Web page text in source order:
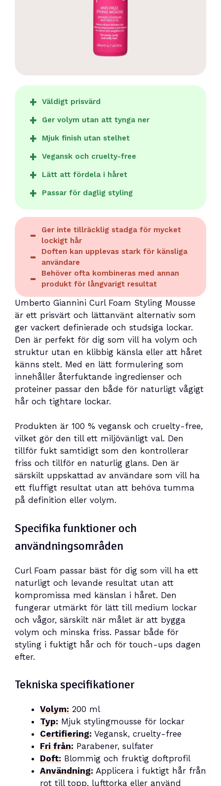
Väldigt prisvärd
Ger volym utan att tynga ner
Mjuk finish utan stelhet
Vegansk och cruelty-free
Lätt att fördela i håret
Passar för daglig styling
Ger inte tillräcklig stadga för mycket
lockigt hår
Doften kan upplevas stark för känsliga
användare
Behöver ofta kombineras med annan
produkt för långvarigt resultat
Umberto Giannini Curl Foam Styling Mousse
är ett prisvärt och lättanvänt alternativ som
ger vackert definierade och studsiga lockar.
Den är perfekt för dig som vill ha volym och
struktur utan en klibbig känsla eller att håret
känns stelt. Med en lätt formulering som
innehåller återfuktande ingredienser och
proteiner passar den både för naturligt vågigt
hår och tightare lockar.
Produkten är 100 % vegansk och cruelty-free,
vilket gör den till ett miljövänligt val. Den
tillför fukt samtidigt som den kontrollerar
friss och tillför en naturlig glans. Den är
särskilt uppskattad av användare som vill ha
ett fluffigt resultat utan att behöva tumma
på definition eller volym.
Specifika funktioner och
användningsområden
Curl Foam passar bäst för dig som vill ha ett
naturligt och levande resultat utan att
kompromissa med känslan i håret. Den
fungerar utmärkt för lätt till medium lockar
och vågor, särskilt när målet är att bygga
volym och minska friss. Passar både för
styling i fuktigt hår och för touch-ups dagen
efter.
Tekniska specifikationer
Volym: 200 ml
Typ: Mjuk stylingmousse för lockar
Certifiering: Vegansk, cruelty-free
Fri från: Parabener, sulfater
Doft: Blommig och fruktig doftprofil
Användning: Applicera i fuktigt hår från
rot till topp, lufttorka eller använd